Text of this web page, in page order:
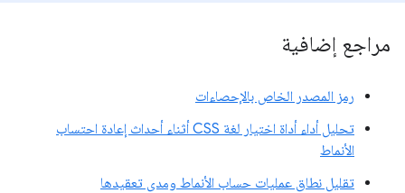
مراجع إضافية
رمز المصدر الخاص بالإحصاءات
تحليل أداء أداة اختيار لغة CSS أثناء أحداث إعادة احتساب
الأنماط
تقليل نطاق عمليات حساب الأنماط ومدى تعقيدها